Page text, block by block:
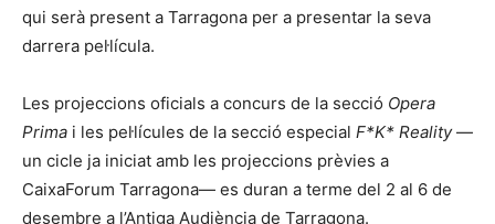
qui serà present a Tarragona per a presentar la seva
darrera pel·lícula.
Les projeccions oficials a concurs de la secció Opera
Prima i les pel·lícules de la secció especial F*K* Reality—
un cicle ja iniciat amb les projeccions prèvies a
CaixaForum Tarragona— es duran a terme del 2 al 6 de
desembre a l’Antiga Audiència de Tarragona.